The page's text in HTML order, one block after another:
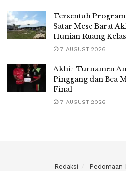
Tersentuh Program
Satar Mese Barat
Hunian Ruang
7 AUGUST 2026
Akhir Turnamen
Pinggang dan Bea
Final
7 AUGUST 2026
Redaksi Pedomaan